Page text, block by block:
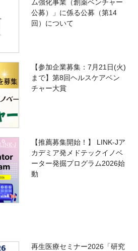
ム強化事業（創薬ベンチャー
公募）」に係る公募（第14
回）について
【参加企業募集：7月21日(火)
まで】第8回ヘルスケアベン
チャー大賞
【推薦募集開始！】 LINK-Jア
カデミア発メドテックイノベ
ーター発掘プログラム2026始
動
再生医療セミナー2026「研究